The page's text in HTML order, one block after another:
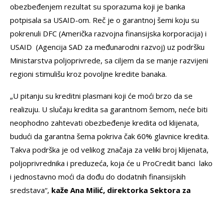
obezbeđenjem rezultat su sporazuma koji je banka
potpisala sa USAID-om. Reč je o garantnoj šemi koju su
pokrenuli DFC (Američka razvojna finansijska korporacija) i
USAID (Agencija SAD za međunarodni razvoj) uz podršku
Ministarstva poljoprivrede, sa ciljem da se manje razvijeni
regioni stimulišu kroz povoljne kredite banaka.
„U pitanju su kreditni plasmani koji će moći brzo da se
realizuju. U slučaju kredita sa garantnom šemom, neće biti
neophodno zahtevati obezbeđenje kredita od klijenata,
budući da garantna šema pokriva čak 60% glavnice kredita.
Takva podrška je od velikog značaja za veliki broj klijenata,
poljoprivrednika i preduzeća, koja će u ProCredit banci lako
i jednostavno moći da dođu do dodatnih finansijskih
sredstava“, kaže Ana Milić, direktorka Sektora za